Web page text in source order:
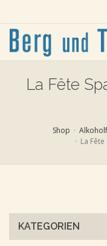
La Fête
Shop
La
KATEGORIEN